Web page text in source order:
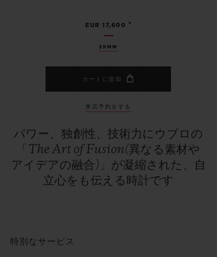
39MM
EUR 17,600 •
カートに追加
来店予約をする
パワー、独創性、技術力にウブロの
「The Art of Fusion(異なる素材や
アイデアの融合)」が凝縮された、自
立心をも伝える時計です
特別なサービス